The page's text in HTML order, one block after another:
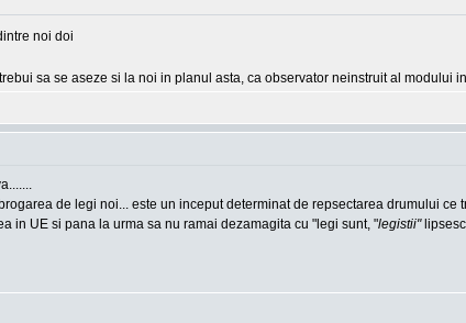
noi doi
sa se aseze si la noi in planul asta, ca observator neinstruit al modului
de legi noi... este un inceput determinat de repsectarea drumului ce
in UE si pana la urma sa nu ramai dezamagita cu "legi sunt, "legistii"